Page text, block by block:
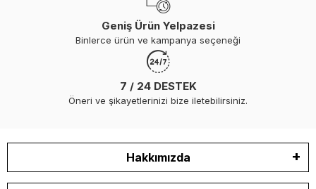
Geniş Ürün Yelpazesi
Binlerce ürün ve kampanya seçeneği
7 / 24 DESTEK
Öneri ve şikayetlerinizi bize iletebilirsiniz.
Hakkımızda